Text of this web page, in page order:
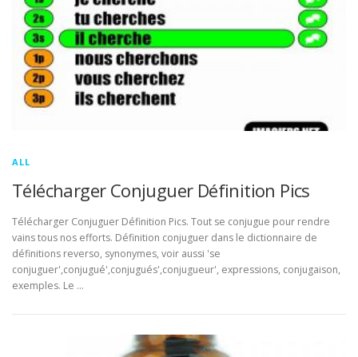
ALL
Télécharger Conjuguer Définition Pics
Télécharger Conjuguer Définition Pics. Tout se conjugue pour rendre
vains tous nos efforts. Définition conjuguer dans le dictionnaire de
définitions reverso, synonymes, voir aussi 'se
conjuguer',conjugué',conjugués',conjugueur', expressions, conjugaison,
exemples. Le …